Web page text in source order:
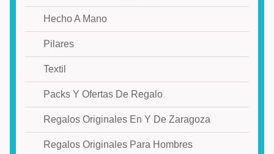
Hecho A Mano
Pilares
Textil
Packs Y Ofertas De Regalo
Regalos Originales En Y De Zaragoza
Regalos Originales Para Hombres